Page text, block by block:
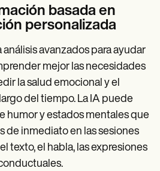
basada en
personalizada
avanzados para ayudar
mejor las necesidades
la salud emocional y el
del tiempo. La IA puede
humor y estados mentales que
de inmediato en las sesiones
texto, el habla, las expresiones